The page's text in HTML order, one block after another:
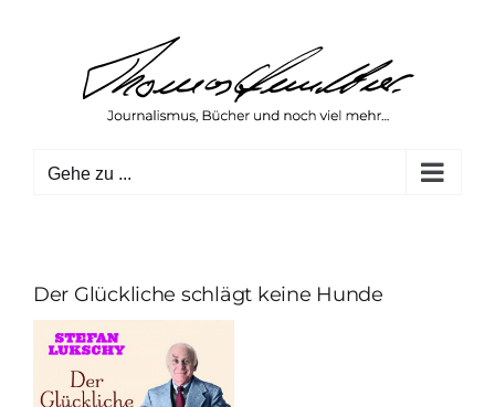
springen
Gehe zu ...
Der Glückliche schlägt keine Hunde